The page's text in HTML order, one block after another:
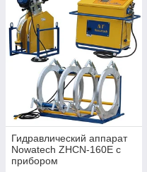
Гидравлический аппарат
Nowatech ZHCN-160E с
прибором